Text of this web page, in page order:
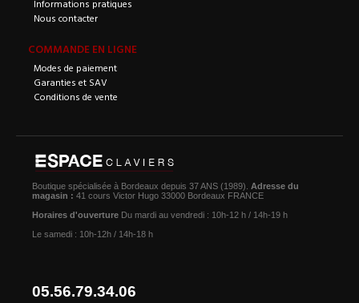
Informations pratiques
Nous contacter
COMMANDE EN LIGNE
Modes de paiement
Garanties et SAV
Conditions de vente
Boutique spécialisée à Bordeaux depuis 37 ANS (1989). Adresse du
magasin : 41 cours Victor Hugo 33000 Bordeaux FRANCE
Horaires d'ouverture Du mardi au vendredi : 10h-12 h / 14h-19 h
Le samedi : 10h-12h / 14h-18 h
05.56.79.34.06